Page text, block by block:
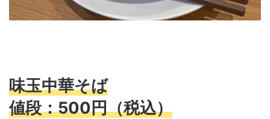
味玉中華そば
値段：500円（税込）